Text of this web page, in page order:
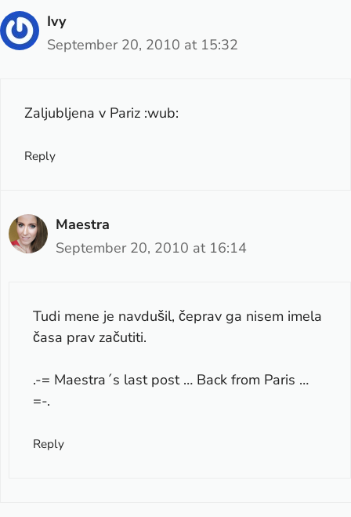
Ivy
September 20, 2010 at 15:32
Zaljubljena v Pariz :wub:
Reply
Maestra
September 20, 2010 at 16:14
Tudi mene je navdušil, čeprav ga nisem imela
časa prav začutiti.
.-= Maestra´s last post … Back from Paris …
=-.
Reply